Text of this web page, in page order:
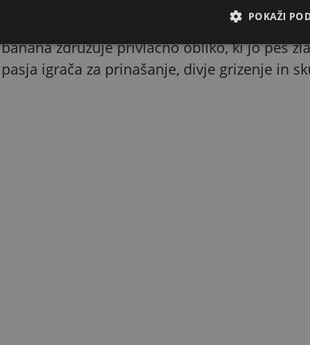
Vesela piskajoča pasja igrača v obliki
banana združuje privlačno obliko, ki jo pes
pasja igrača za prinašanje, divje grizenje in
POKAŽI